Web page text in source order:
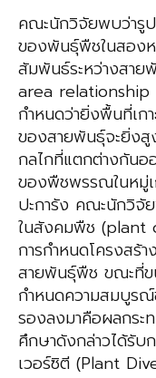
คณะนักวิจัยพบว่ารูป
ของพันธุ์พืชในสองห
สัมพันธ์ระหว่างสา
area relationship
กำหนดว่ายิ่งพื้นที่เก
ของสายพันธุ์จะยิ่ง
กลไกที่แตกต่างกันอ
ของพืชพรรณในหมู่เ
ปะการัง คณะนักวิจัย
ในสังคมพืช (plant
การกำหนดโครงสร้
สายพันธุ์พืช ขณะที่ข
กำหนดความสมบูร
รองลงมาคือผลกระ
ศึกษาดังกล่าวได้รับ
เวอร์ซิตี (Plant